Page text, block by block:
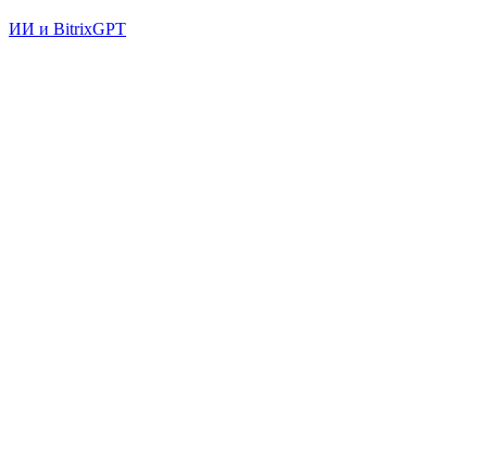
ИИ и BitrixGPT